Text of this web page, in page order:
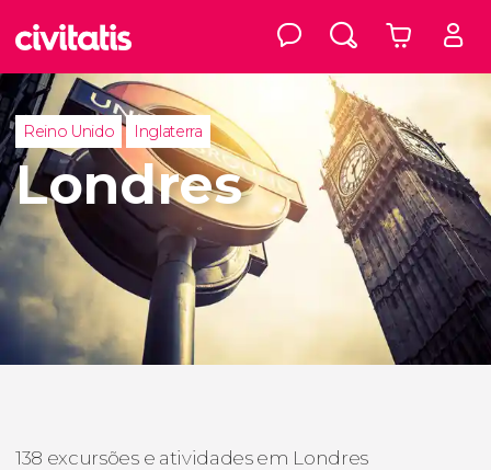
Reino Unido Inglaterra
Londres
138 excursões e atividades em Londres